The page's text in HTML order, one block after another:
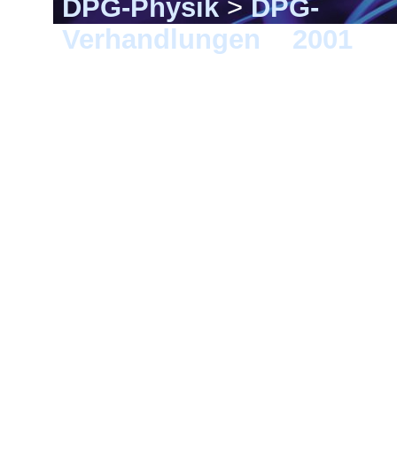
DPG-Physik >DPG-
Verhandlungen
2001